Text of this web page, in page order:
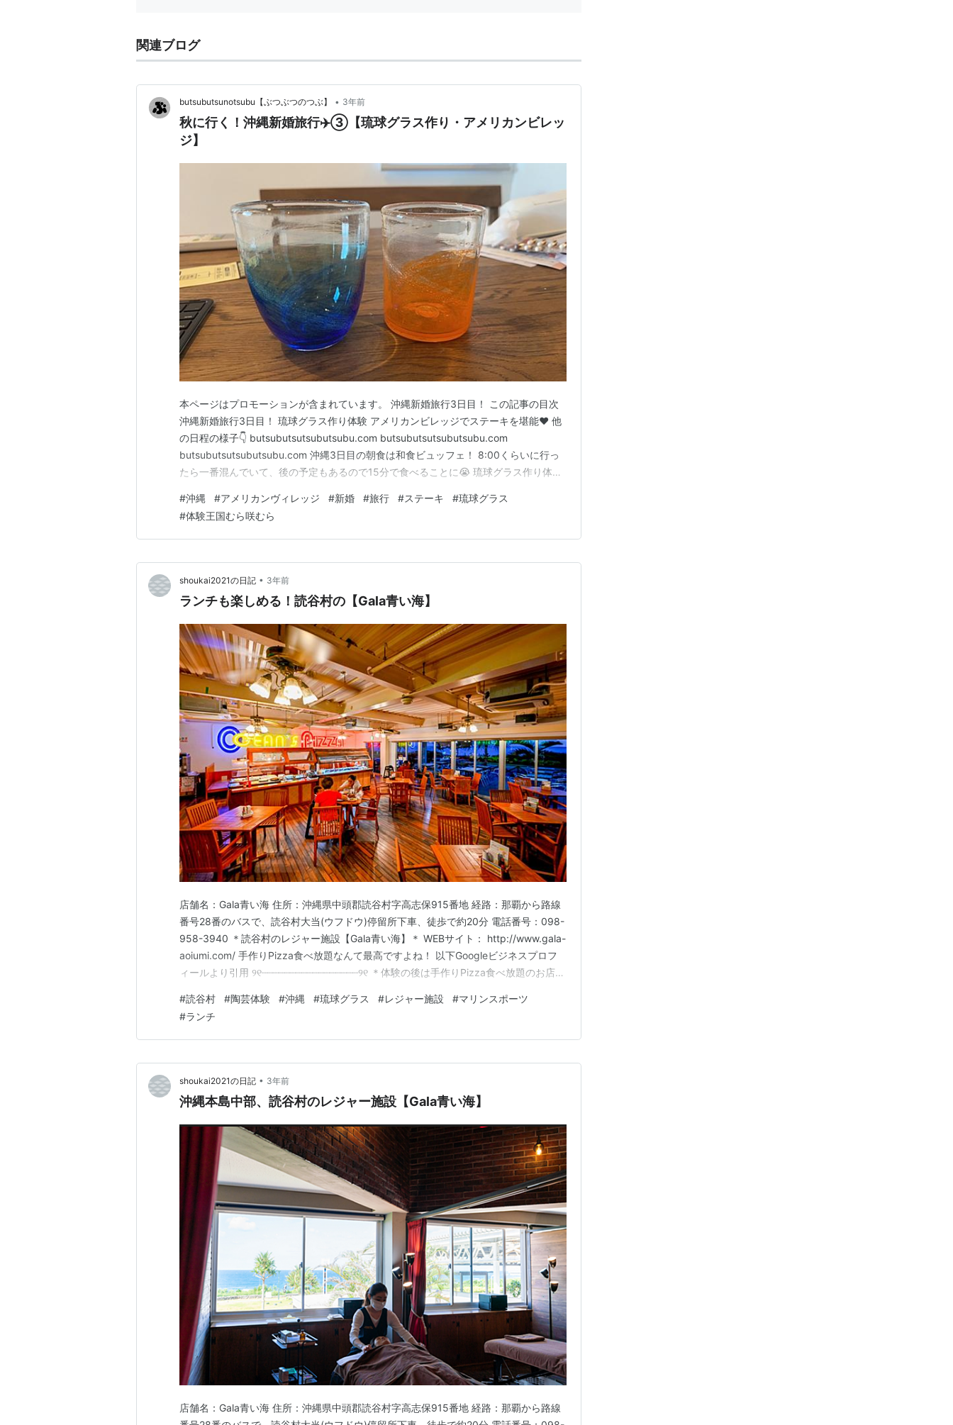
関連ブログ
butsubutsunotsubu【ぶつぶつのつぶ】 • 3年前
秋に行く！沖縄新婚旅行✈️③【琉球グラス作り・アメリカンビレッ
ジ】
本ページはプロモーションが含まれています。 沖縄新婚旅行3日目！ この記事の目次
沖縄新婚旅行3日目！ 琉球グラス作り体験 アメリカンビレッジでステーキを堪能❤️ 他
の日程の様子👇 butsubutsutsubutsubu.com butsubutsutsubutsubu.com
butsubutsutsubutsubu.com 沖縄3日目の朝食は和食ビュッフェ！ 8:00くらいに行っ
たら一番混んでいて、後の予定もあるので15分で食べることに😭 琉球グラス作り体験
り体験もできる思い出作りにぴったりな施設です。 ⚠…
#沖縄 #アメリカンヴィレッジ #新婚 #旅行 #ステーキ #琉球グラス
#体験王国むら咲むら
shoukai2021の日記 • 3年前
ランチも楽しめる！読谷村の【Gala青い海】
店舗名：Gala青い海 住所：沖縄県中頭郡読谷村字高志保915番地 経路：那覇から路線
番号28番のバスで、読谷村大当(ウフドウ)停留所下車、徒歩で約20分 電話番号：098-
958-3940 ＊読谷村のレジャー施設【Gala青い海】＊ WEBサイト： http://www.gala-
aoiumi.com/ 手作りPizza食べ放題なんて最高ですよね！ 以下Googleビジネスプロフ
ィールより引用 ୨୧┈┈┈┈┈┈┈┈┈┈┈┈┈┈┈┈┈୨୧ ＊体験の後は手作りPizza食べ放題のお店
日が続いておりますが、皆様い…
#読谷村 #陶芸体験 #沖縄 #琉球グラス #レジャー施設 #マリンスポーツ
#ランチ
shoukai2021の日記 • 3年前
沖縄本島中部、読谷村のレジャー施設【Gala青い海】
店舗名：Gala青い海 住所：沖縄県中頭郡読谷村字高志保915番地 経路：那覇から路線